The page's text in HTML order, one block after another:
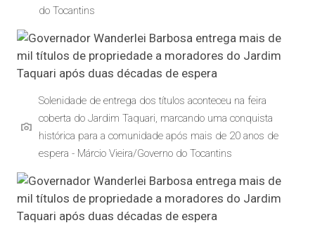
do Tocantins
Solenidade de entrega dos títulos aconteceu na feira
coberta do Jardim Taquari, marcando uma conquista
histórica para a comunidade após mais de 20 anos de
espera - Márcio Vieira/Governo do Tocantins